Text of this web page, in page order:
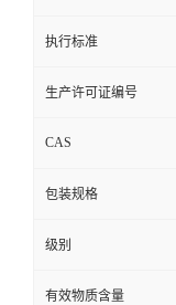
执行标准
生产许可证编号
CAS
包装规格
级别
有效物质含量